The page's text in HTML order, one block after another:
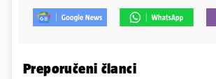
Preporučeni članci